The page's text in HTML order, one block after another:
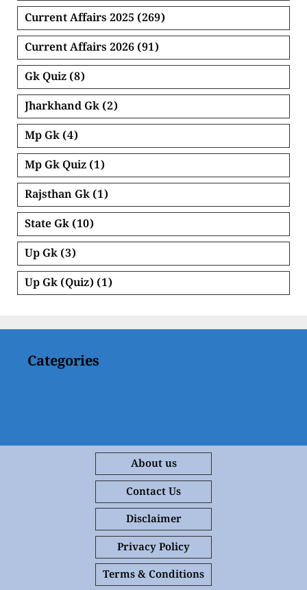
Current Affairs 2025 (269)
Current Affairs 2026 (91)
Gk Quiz (8)
Jharkhand Gk (2)
Mp Gk (4)
Mp Gk Quiz (1)
Rajsthan Gk (1)
State Gk (10)
Up Gk (3)
Up Gk (Quiz) (1)
Categories
About us
Contact Us
Disclaimer
Privacy Policy
Terms & Conditions